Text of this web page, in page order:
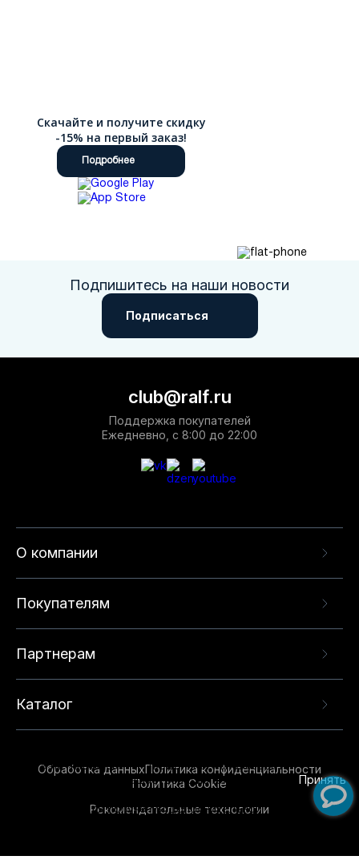
Скачайте и получите скидку
-15% на первый заказ!
Подробнее
Подпишитесь на наши новости
Подписаться
О компании
Покупателям
Партнерам
Каталог
club@ralf.ru
Поддержка покупателей
Ежедневно, с 8:00 до 22:00
Обработка данныхПолитика конфиденциальности
Политика Cookie
Рекомендательные технологии
опыта на нашем сайте. Продолжая использовать
данный сайт, вы соглашаетесь с использованием
технологий. Для получения дополнительной
Принять